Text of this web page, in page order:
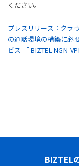
ください。
プレスリリース：クラ
の通話環境の構築に必
ビス 「 BIZTEL NGN-
BIZTEL